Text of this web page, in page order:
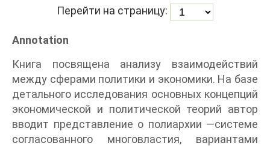
Перейти на страницу:
Annotation
Книга посвящена анализу взаимодействий
между сферами политики и экономики. На базе
детального исследования основных концепций
экономической и политической теорий автор
вводит представление о полиархии —системе
согласованного многовластия, вариантами